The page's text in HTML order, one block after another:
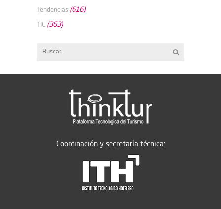
Tendencias (616)
TIC (363)
Coordinación y secretaría técnica: